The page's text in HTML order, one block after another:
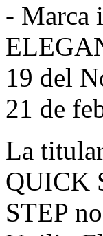
- Marca
19 del
21 de
La
QUICK
STEP